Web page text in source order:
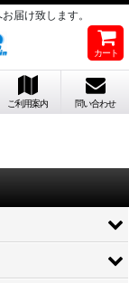
届け致します。
カート
ご利用案内 問い合わせ